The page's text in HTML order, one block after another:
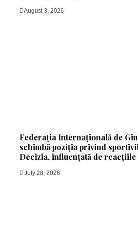
August 3, 2026
Federația Internațională de
schimbă poziția privind
Decizia, influențată de reacțiile
July 28, 2026